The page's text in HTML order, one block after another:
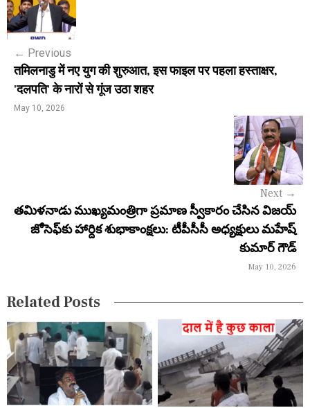
o
s
n
a
a
n
← Previous
तमिलनाडु में नए युग की शुरुआत, इस फाइल पर पहला हस्ताक्षर,
'दलपति' के नारों से गूंज उठा शहर
May 10, 2026
Next →
తమిళనాడు ముఖ్యమంత్రిగా ప్రమాణ స్వీకారం చేసిన విజయ్
జోసెఫ్‌కు హార్దిక శుభాకాంక్షలు: టీపీసీసీ అధ్యక్షులు మహేష్
కుమార్ గౌడ్
May 10, 2026
Related Posts